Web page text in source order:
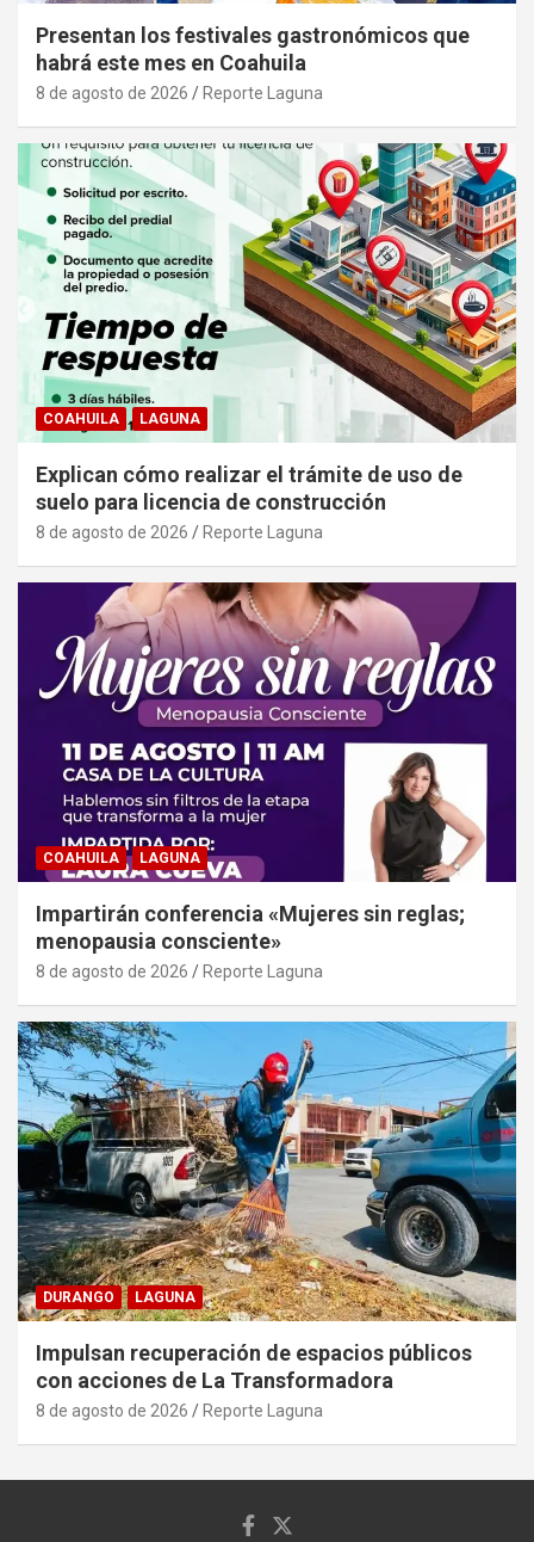
Presentan los festivales gastronómicos que
habrá este mes en Coahuila
8 de agosto de 2026 Reporte Laguna
COAHUILA LAGUNA
Explican cómo realizar el trámite de uso de
suelo para licencia de construcción
8 de agosto de 2026 Reporte Laguna
COAHUILA LAGUNA
Impartirán conferencia «Mujeres sin reglas;
menopausia consciente»
8 de agosto de 2026 Reporte Laguna
DURANGO LAGUNA
Impulsan recuperación de espacios públicos
con acciones de La Transformadora
8 de agosto de 2026 Reporte Laguna